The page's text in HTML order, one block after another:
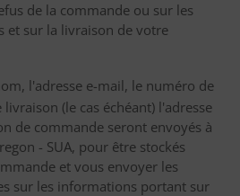
de la commande ou sur les
et sur la livraison de votre
l'adresse e-mail, le numéro de
(le cas échéant) l'adresse
de commande seront envoyés à
- SUA, pour être stockés
et vous envoyer les
sur les informations portant sur